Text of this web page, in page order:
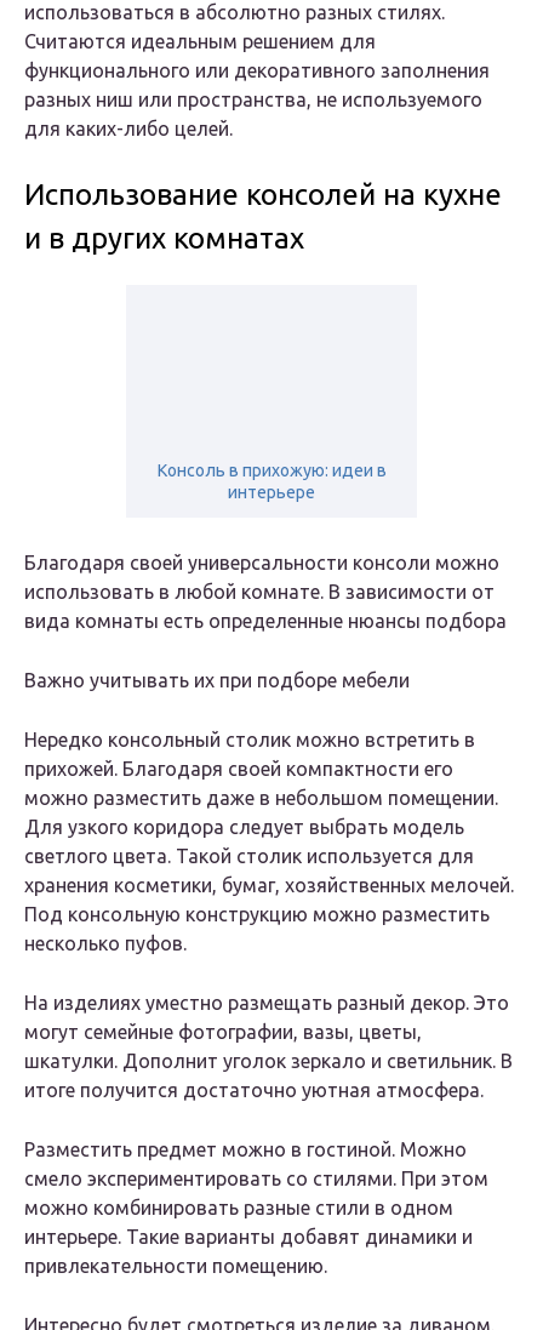
использоваться в абсолютно разных стилях.
Считаются идеальным решением для
функционального или декоративного заполнения
разных ниш или пространства, не используемого
для каких-либо целей.
Использование консолей на кухне
и в других комнатах
Консоль в прихожую: идеи в
интерьере
Благодаря своей универсальности консоли можно
использовать в любой комнате. В зависимости от
вида комнаты есть определенные нюансы подбора
Важно учитывать их при подборе мебели
Нередко консольный столик можно встретить в
прихожей. Благодаря своей компактности его
можно разместить даже в небольшом помещении.
Для узкого коридора следует выбрать модель
светлого цвета. Такой столик используется для
хранения косметики, бумаг, хозяйственных мелочей.
Под консольную конструкцию можно разместить
несколько пуфов.
На изделиях уместно размещать разный декор. Это
могут семейные фотографии, вазы, цветы,
шкатулки. Дополнит уголок зеркало и светильник. В
итоге получится достаточно уютная атмосфера.
Разместить предмет можно в гостиной. Можно
смело экспериментировать со стилями. При этом
можно комбинировать разные стили в одном
интерьере. Такие варианты добавят динамики и
привлекательности помещению.